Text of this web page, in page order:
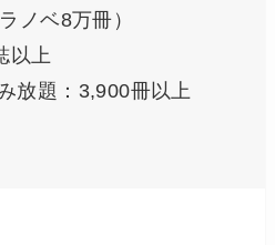
ノベ8万冊）
以上
放題：3,900冊以上